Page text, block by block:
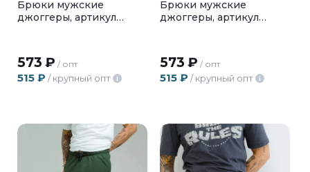
Брюки мужские
джоггеры, артикул
573 ₽ / опт
515 ₽ / крупный опт i
Брюки мужские
джоггеры, артикул
573 ₽ / опт
515 ₽ / крупный опт i